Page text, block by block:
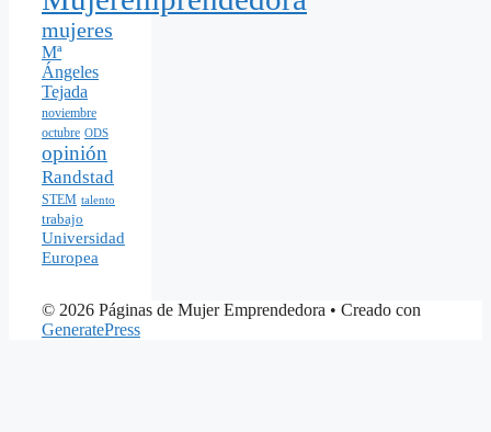
mujeres
Mª
Ángeles
Tejada
noviembre
octubre ODS
opinión
Randstad
STEM talento
trabajo
Universidad
Europea
© 2026 Páginas de Mujer Emprendedora • Creado con
GeneratePress